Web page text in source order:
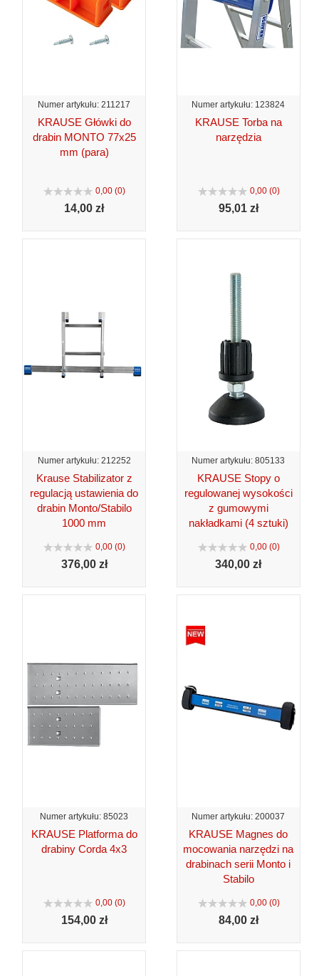
Numer artykułu: 211217
KRAUSE Główki do
drabin MONTO 77x25
mm (para)
0,00 (0)
14,00 zł
Numer artykułu: 123824
KRAUSE Torba na
narzędzia
0,00 (0)
95,01 zł
Numer artykułu: 212252
Krause Stabilizator z
regulacją ustawienia do
drabin Monto/Stabilo
1000 mm
0,00 (0)
376,00 zł
Numer artykułu: 805133
KRAUSE Stopy o
regulowanej wysokości
z gumowymi
nakładkami (4 sztuki)
0,00 (0)
340,00 zł
Numer artykułu: 85023
KRAUSE Platforma do
drabiny Corda 4x3
0,00 (0)
154,00 zł
Numer artykułu: 200037
KRAUSE Magnes do
mocowania narzędzi na
drabinach serii Monto i
Stabilo
0,00 (0)
84,00 zł